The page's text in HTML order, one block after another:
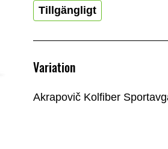
Tillgängligt
Variation
Akrapovič Kolfiber